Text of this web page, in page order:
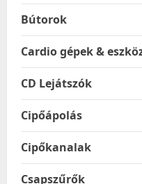
Bútorok
Cardio gépek &
CD Lejátszók
Cipőápolás
Cipőkanalak
Csapszűrők